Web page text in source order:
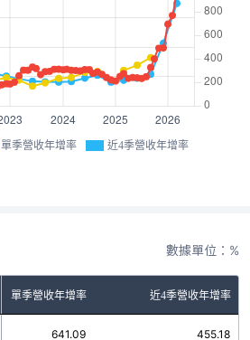
單季營收年增率 近4季營收年增率
數據單位：%
單季營收年增率 近4季營收年增率
641.09 455.18